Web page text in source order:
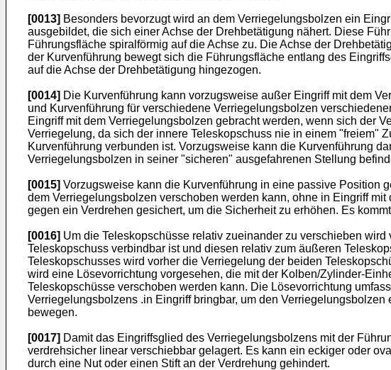
[0013] Besonders bevorzugt wird an dem Verriegelungsbolzen ein
ausgebildet, die sich einer Achse der Drehbetätigung nähert. Diese
Führungsfläche spiralförmig auf die Achse zu. Die Achse der
der Kurvenführung bewegt sich die Führungsfläche entlang des
auf die Achse der Drehbetätigung hingezogen.
[0014] Die Kurvenführung kann vorzugsweise außer Eingriff mit dem
und Kurvenführung für verschiedene Verriegelungsbolzen
Eingriff mit dem Verriegelungsbolzen gebracht werden, wenn sich der
Verriegelung, da sich der innere Teleskopschuss nie in einem "freiem"
Kurvenführung verbunden ist. Vorzugsweise kann die Kurvenführung
Verriegelungsbolzen in seiner "sicheren" ausgefahrenen Stellung
[0015] Vorzugsweise kann die Kurvenführung in eine passive Position
dem Verriegelungsbolzen verschoben werden kann, ohne in Eingriff
gegen ein Verdrehen gesichert, um die Sicherheit zu erhöhen. Es
[0016] Um die Teleskopschüsse relativ zueinander zu verschieben
Teleskopschuss verbindbar ist und diesen relativ zum äußeren
Teleskopschusses wird vorher die Verriegelung der beiden
wird eine Lösevorrichtung vorgesehen, die mit der Kolben/Zylinder-
Teleskopschüsse verschoben werden kann. Die Lösevorrichtung
Verriegelungsbolzens .in Eingriff bringbar, um den
bewegen.
[0017] Damit das Eingriffsglied des Verriegelungsbolzens mit der
verdrehsicher linear verschiebbar gelagert. Es kann ein eckiger oder
durch eine Nut oder einen Stift an der Verdrehung gehindert.